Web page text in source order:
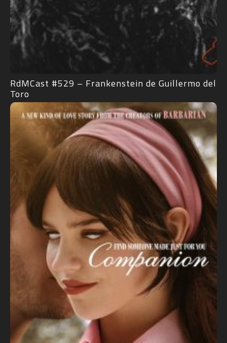
RdMCast #529 – Frankenstein de Guillermo del
Toro